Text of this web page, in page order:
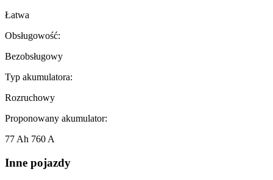
Łatwa
Obsługowość:
Bezobsługowy
Typ akumulatora:
Rozruchowy
Proponowany akumulator:
77 Ah 760 A
Inne pojazdy